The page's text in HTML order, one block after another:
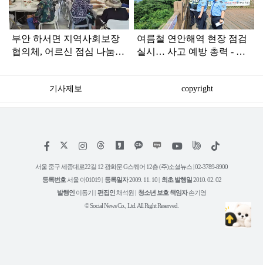
부안 하서면 지역사회보장
협의체, 어르신 점심 나눔
여름철 연안해역 현장 점검
실시… 사고 예방 총력 - 하
기사제보 copyright
페
스
인
타
램
위
트
유
튜
틱
서울 중구 세종대로22길 12 광화문 G스퀘어 12층 (주)소셜뉴스 | 02-3789-8900
등록번호 서울 아01019 | 등록일자2009. 11. 10 | 최초 발행일2010. 02. 02
발행인 이동기 | 편집인채석원 | 청소년 보호 책임자손기영
© Social News Co., Ltd. All Right Reserved.